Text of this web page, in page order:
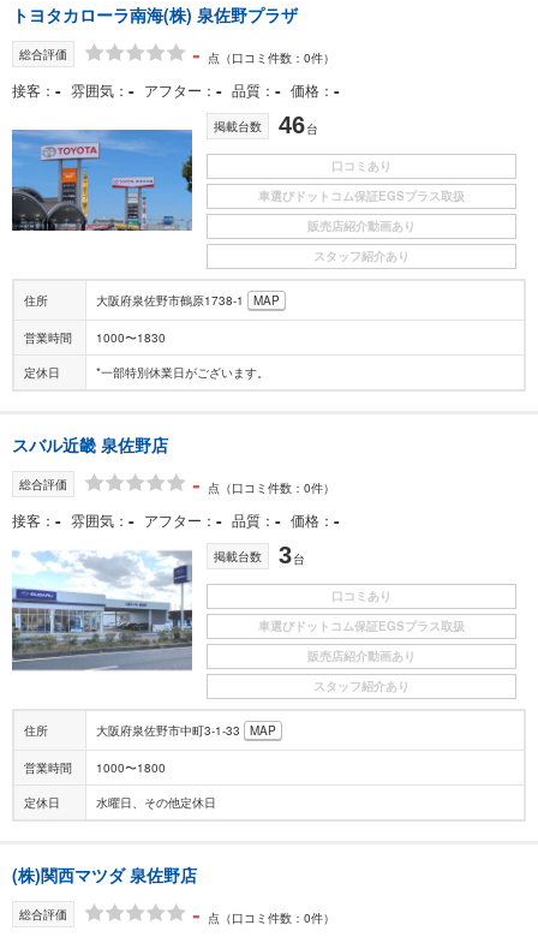
トヨタカローラ南海(株) 泉佐野プラザ
総合評価 - 点 （口コミ件数：0件）
接客 - 雰囲気 - アフター - 品質 - 価格 -
掲載台数 46台
口コミあり
車選びドットコム保証EGSプラス取扱
販売店紹介動画あり
スタッフ紹介あり
住所 大阪府泉佐野市鶴原1738-1 MAP
営業時間 1000〜1830
定休日 *一部特別休業日がございます。
スバル近畿 泉佐野店
総合評価 - 点 （口コミ件数：0件）
接客 - 雰囲気 - アフター - 品質 - 価格 -
掲載台数 3台
口コミあり
車選びドットコム保証EGSプラス取扱
販売店紹介動画あり
スタッフ紹介あり
住所 大阪府泉佐野市中町3-1-33 MAP
営業時間 1000〜1800
定休日 水曜日、その他定休日
(株)関西マツダ 泉佐野店
総合評価 - 点 （口コミ件数：0件）